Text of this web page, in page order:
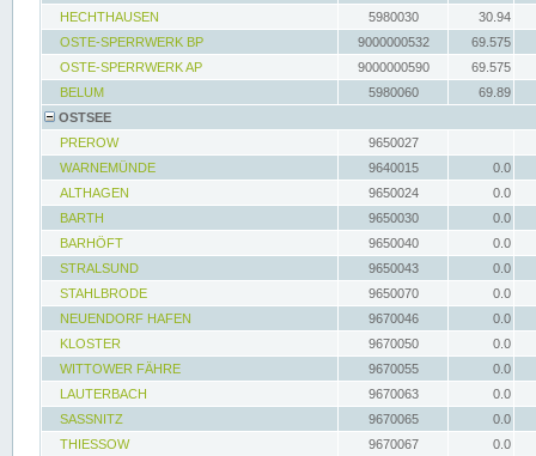
HECHTHAUSEN
5980030
30.94
OSTE-SPERRWERK BP
9000000532
69.575
OSTE-SPERRWERK AP
9000000590
69.575
BELUM
5980060
69.89
OSTSEE
PREROW
9650027
WARNEMÜNDE
9640015
0.0
ALTHAGEN
9650024
0.0
BARTH
9650030
0.0
BARHÖFT
9650040
0.0
STRALSUND
9650043
0.0
STAHLBRODE
9650070
0.0
NEUENDORF HAFEN
9670046
0.0
KLOSTER
9670050
0.0
WITTOWER FÄHRE
9670055
0.0
LAUTERBACH
9670063
0.0
SASSNITZ
9670065
0.0
THIESSOW
9670067
0.0